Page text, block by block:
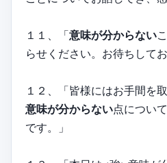
１１、「意味が分からない
らせください。お待ちしてお
１２、「皆様にはお手間を
意味が分からない点につい
です。」